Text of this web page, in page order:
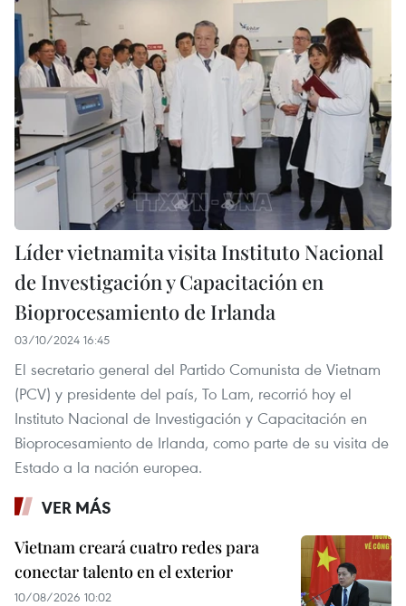
Líder vietnamita visita Instituto Nacional
de Investigación y Capacitación en
Bioprocesamiento de Irlanda
03/10/2024 16:45
El secretario general del Partido Comunista de Vietnam
(PCV) y presidente del país, To Lam, recorrió hoy el
Instituto Nacional de Investigación y Capacitación en
Bioprocesamiento de Irlanda, como parte de su visita de
Estado a la nación europea.
VER MÁS
Vietnam creará cuatro redes para
conectar talento en el exterior
10/08/2026 10:02